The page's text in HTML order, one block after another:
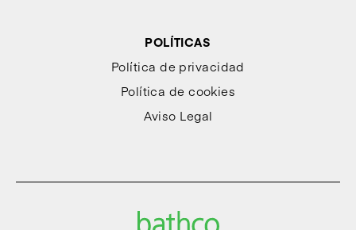
POLÍTICAS
Política de privacidad
Política de cookies
Aviso Legal